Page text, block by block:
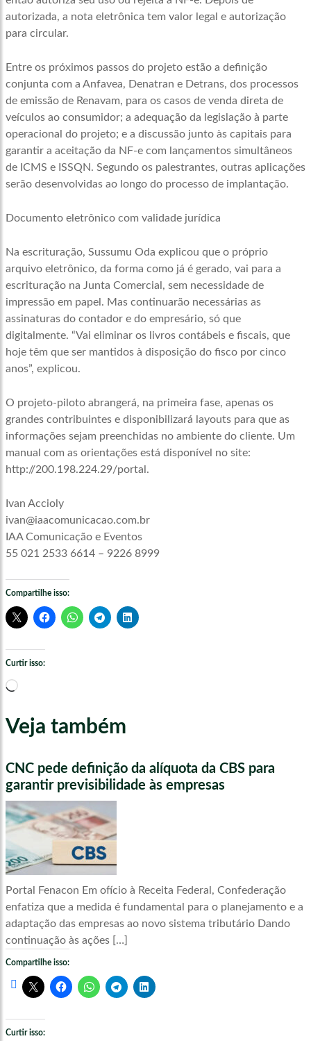
autorizada, a nota eletrônica tem valor legal e autorização
para circular.
Entre os próximos passos do projeto estão a definição
conjunta com a Anfavea, Denatran e Detrans, dos processos
de emissão de Renavam, para os casos de venda direta de
veículos ao consumidor; a adequação da legislação à parte
operacional do projeto; e a discussão junto às capitais para
garantir a aceitação da NF-e com lançamentos simultâneos
de ICMS e ISSQN. Segundo os palestrantes, outras aplicações
serão desenvolvidas ao longo do processo de implantação.
Documento eletrônico com validade jurídica
Na escrituração, Sussumu Oda explicou que o próprio
arquivo eletrônico, da forma como já é gerado, vai para a
escrituração na Junta Comercial, sem necessidade de
impressão em papel. Mas continuarão necessárias as
assinaturas do contador e do empresário, só que
digitalmente. “Vai eliminar os livros contábeis e fiscais, que
hoje têm que ser mantidos à disposição do fisco por cinco
anos”, explicou.
O projeto-piloto abrangerá, na primeira fase, apenas os
grandes contribuintes e disponibilizará layouts para que as
informações sejam preenchidas no ambiente do cliente. Um
manual com as orientações está disponível no site:
http://200.198.224.29/portal.
Ivan Accioly
ivan@iaacomunicacao.com.br
IAA Comunicação e Eventos
55 021 2533 6614 – 9226 8999
Compartilhe isso:
Curtir isso:
Carregando...
Veja também
CNC pede definição da alíquota da CBS para
garantir previsibilidade às empresas
Portal Fenacon Em ofício à Receita Federal, Confederação
enfatiza que a medida é fundamental para o planejamento e a
adaptação das empresas ao novo sistema tributário Dando
continuação às ações […]
Compartilhe isso:
Curtir isso: